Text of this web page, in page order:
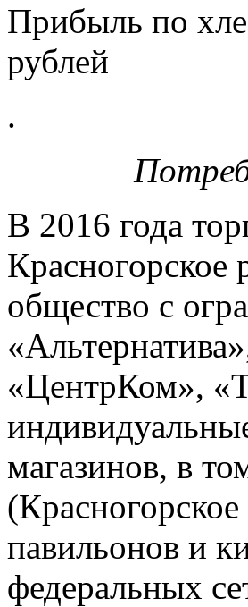
Прибыль по
рублей
.
В 2016 года
Красногорское
общество с
«ЦентрКом»,
магазинов, в
павильонов и
федеральных